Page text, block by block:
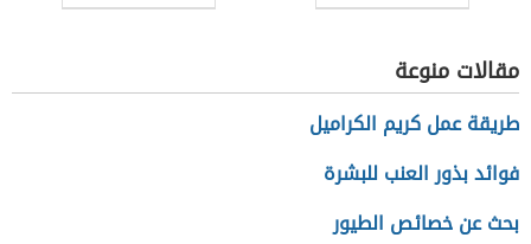
الحديث
مقالات منوعة
طريقة عمل كريم الكراميل
فوائد بذور العنب للبشرة
بحث عن خصائص الطيور